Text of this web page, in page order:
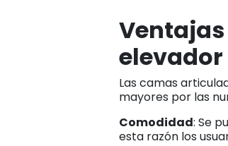
elevador
Las camas
mayores por las
Comodidad: Se
esta razón los